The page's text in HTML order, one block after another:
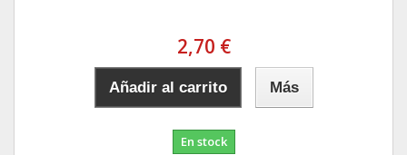
2,70 €
Añadir al carrito Más
En stock